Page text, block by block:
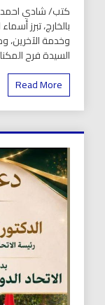
كتب/ شادي احمد
بالخارج، تبرز
وخدمة الآخرين،
السيدة فرح
Read More